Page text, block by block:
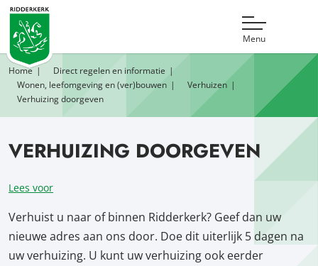
Menu
Home
Direct regelen en informatie
Wonen, leefomgeving en (ver)bouwen
Verhuizen
Verhuizing doorgeven
VERHUIZING DOORGEVEN
Lees voor
Verhuist u naar of binnen Ridderkerk? Geef dan uw
nieuwe adres aan ons door. Doe dit uiterlijk 5 dagen na
uw verhuizing. U kunt uw verhuizing ook eerder